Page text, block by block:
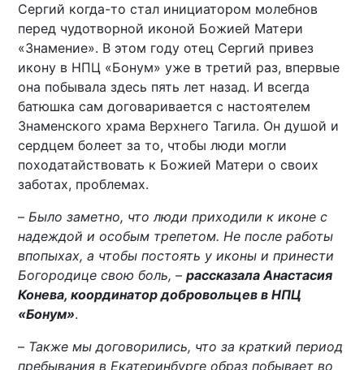
Сергий когда-то стал инициатором молебнов
перед чудотворной иконой Божией Матери
«Знамение». В этом году отец Сергий привез
икону в НПЦ «Бонум» уже в третий раз, впервые
она побывала здесь пять лет назад. И всегда
батюшка сам договаривается с настоятелем
Знаменского храма Верхнего Тагила. Он душой и
сердцем болеет за то, чтобы люди могли
походатайствовать к Божией Матери о своих
заботах, проблемах.
–Было заметно, что люди приходили к иконе с
надеждой и особым трепетом. Не после работы
впопыхах, а чтобы постоять у иконы и принести
Богородице свою боль, –рассказала Анастасия
Конева, координатор добровольцев в НПЦ
«Бонум».
– Также мы договорились, что за краткий период
пребывания в Екатеринбурге образ побывает во